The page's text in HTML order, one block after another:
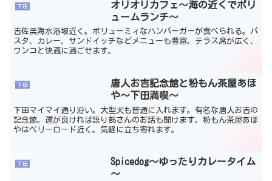
下田
オリオリカフェ～海の近くでボリ
ュームランチ～
吉佐美海水浴場近く。ボリューミィなハンバーガーが食べられる。パ
スタ、カレー、サンドイッチなどメニューも豊富。テラス席が広く、
ワンコと快適に過ごせます。
下田
唐人お吉記念館と粉もん茶屋あほ
や～下田満喫～
下田マイマイ通り沿い。大型犬も普通に入れます。有名な唐人お吉の
記念館。運が良ければ語り部さんのお話も聞けます。粉もん茶屋あほ
やはペリーロード近く。気軽に立ち寄れます。
下田
Spicedog～ゆったりカレータイム
～